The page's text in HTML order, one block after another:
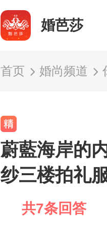
婚芭莎
首页 婚尚频道
蔚藍海岸的
纱三楼拍礼
共7条回答